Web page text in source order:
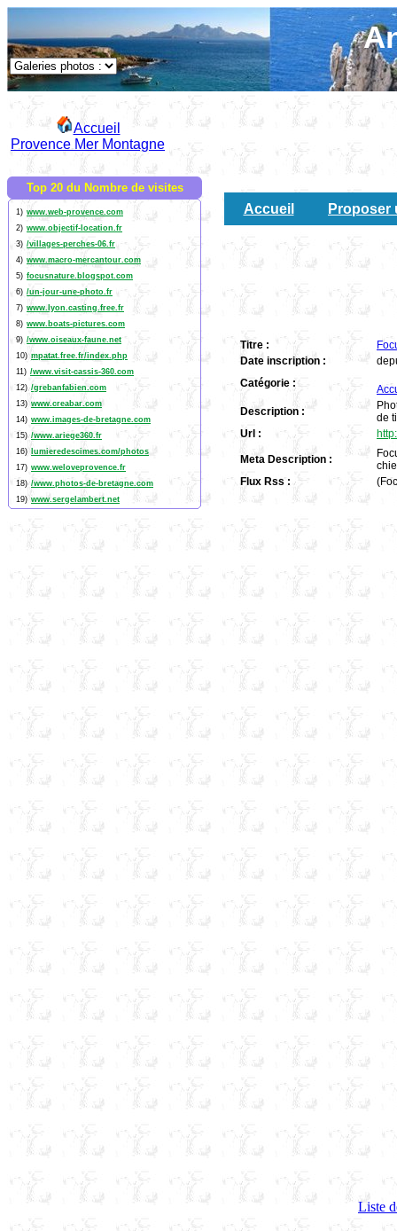
Accueil
Provence Mer Montagne
Top 20 du Nombre de visites
1) www.web-provence.com
2) www.objectif-location.fr
3) /villages-perches-06.fr
4) www.macro-mercantour.com
5) focusnature.blogspot.com
6) /un-jour-une-photo.fr
7) www.lyon.casting.free.fr
8) www.boats-pictures.com
9) /www.oiseaux-faune.net
10) mpatat.free.fr/index.php
11) /www.visit-cassis-360.com
12) /grebanfabien.com
13) www.creabar.com
14) www.images-de-bretagne.com
15) /www.ariege360.fr
16) lumieredescimes.com/photos
17) www.weloveprovence.fr
18) /www.photos-de-bretagne.com
19) www.sergelambert.net
Accueil Proposer
Titre :
Date inscription :
Catégorie :
Description :
de
Url :
Meta Description :
Flux Rss :
Liste